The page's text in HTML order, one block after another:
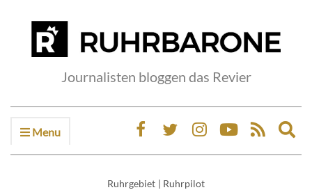
Journalisten bloggen das Revier
Menu
Ruhrgebiet | Ruhrpilot